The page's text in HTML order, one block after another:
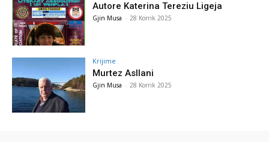
Autore Katerina Tereziu Ligeja
Gjin Musa - 28 Korrik 2025
Krijime
Murtez Asllani
Gjin Musa - 28 Korrik 2025